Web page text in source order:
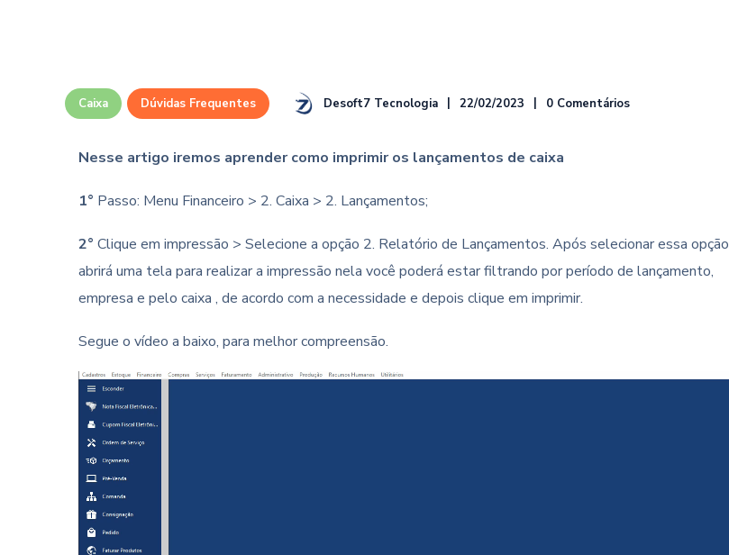
Caixa Dúvidas Frequentes Desoft7 Tecnologia 22/02/2023 0 Comentários
Nesse artigo iremos aprender como imprimir os lançamentos de caixa
1° Passo: Menu Financeiro > 2. Caixa > 2. Lançamentos;
2° Clique em impressão > Selecione a opção 2. Relatório de Lançamentos. Após selecionar essa opção
abrirá uma tela para realizar a impressão nela você poderá estar filtrando por período de lançamento,
empresa e pelo caixa , de acordo com a necessidade e depois clique em imprimir.
Segue o vídeo a baixo, para melhor compreensão.